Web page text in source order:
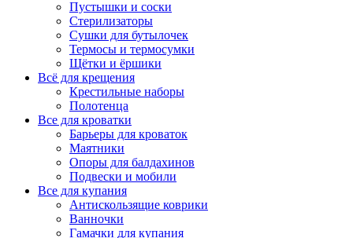
Пустышки и соски
Стерилизаторы
Сушки для бутылочек
Термосы и термосумки
Щётки и ёршики
Всё для крещения
Крестильные наборы
Полотенца
Все для кроватки
Барьеры для кроваток
Маятники
Опоры для балдахинов
Подвески и мобили
Все для купания
Антискользящие коврики
Ванночки
Гамачки для купания